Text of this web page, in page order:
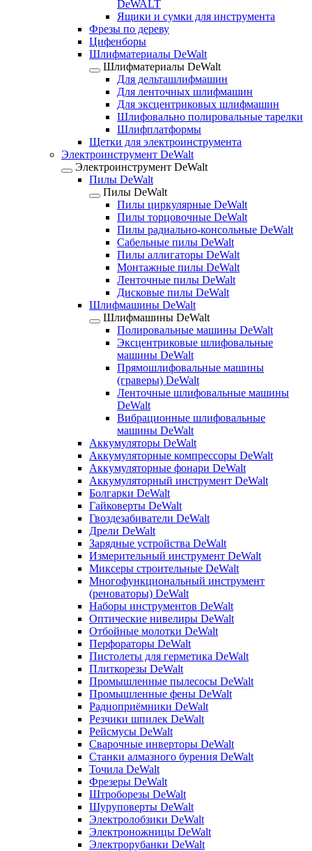
DeWALT
Ящики и сумки для инструмента
Фрезы по дереву
Цифенборы
Шлифматериалы DeWalt
Шлифматериалы DeWalt
Для дельташлифмашин
Для ленточных шлифмашин
Для эксцентриковых шлифмашин
Шлифовально полировальные тарелки
Шлифплатформы
Щетки для электроинструмента
Электроинструмент DeWalt
Электроинструмент DeWalt
Пилы DeWalt
Пилы DeWalt
Пилы циркулярные DeWalt
Пилы торцовочные DeWalt
Пилы радиально-консольные DeWalt
Сабельные пилы DeWalt
Пилы аллигаторы DeWalt
Монтажные пилы DeWalt
Ленточные пилы DeWalt
Дисковые пилы DeWalt
Шлифмашины DeWalt
Шлифмашины DeWalt
Полировальные машины DeWalt
Эксцентриковые шлифовальные
машины DeWalt
Прямошлифовальные машины
(граверы) DeWalt
Ленточные шлифовальные машины
DeWalt
Вибрационные шлифовальные
машины DeWalt
Аккумуляторы DeWalt
Аккумуляторные компрессоры DeWalt
Аккумуляторные фонари DeWalt
Аккумуляторный инструмент DeWalt
Болгарки DeWalt
Гайковерты DeWalt
Гвоздезабиватели DeWalt
Дрели DeWalt
Зарядные устройства DeWalt
Измерительный инструмент DeWalt
Миксеры строительные DeWalt
Многофункциональный инструмент
(реноваторы) DeWalt
Наборы инструментов DeWalt
Оптические нивелиры DeWalt
Отбойные молотки DeWalt
Перфораторы DeWalt
Пистолеты для герметика DeWalt
Плиткорезы DeWalt
Промышленные пылесосы DeWalt
Промышленные фены DeWalt
Радиоприёмники DeWalt
Резчики шпилек DeWalt
Рейсмусы DeWalt
Сварочные инверторы DeWalt
Станки алмазного бурения DeWalt
Точила DeWalt
Фрезеры DeWalt
Штроборезы DeWalt
Шуруповерты DeWalt
Электролобзики DeWalt
Электроножницы DeWalt
Электрорубанки DeWalt